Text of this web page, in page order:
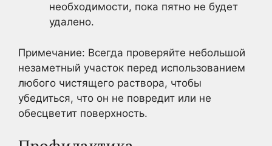
необходимости, пока пятно не будет
удалено.
Примечание: Всегда проверяйте небольшой
незаметный участок перед использованием
любого чистящего раствора, чтобы
убедиться, что он не повредит или не
обесцветит поверхность.